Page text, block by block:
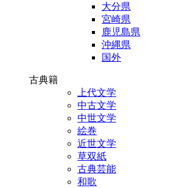
大分県
宮崎県
鹿児島県
沖縄県
国外
古典籍
上代文学
中古文学
中世文学
絵巻
近世文学
草双紙
古典芸能
和歌